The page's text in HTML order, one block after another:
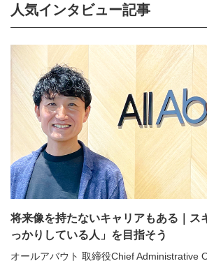
人気インタビュー記事
将来像を持たないキャリアもある｜ス
っかりしている人」を目指そう
オールアバウト 取締役Chief Administrative